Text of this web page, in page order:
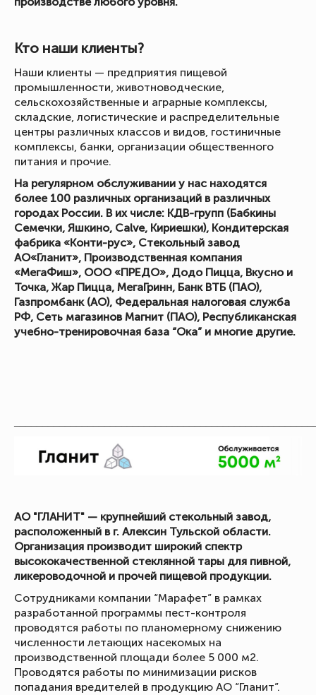
Кто наши клиенты?
Наши клиенты — предприятия пищевой
промышленности, животноводческие,
сельскохозяйственные и аграрные комплексы,
складские, логистические и распределительные
центры различных классов и видов, гостиничные
комплексы, банки, организации общественного
питания и прочие.
На регулярном обслуживании у нас находятся
более 100 различных организаций в различных
городах России. В их числе: КДВ-групп (Бабкины
Семечки, Яшкино, Calve, Кириешки), Кондитерская
фабрика «Конти-рус», Стекольный завод
АО«Гланит», Производственная компания
«МегаФиш», ООО «ПРЕДО», Додо Пицца, Вкусно и
Точка, Жар Пицца, МегаГринн, Банк ВТБ (ПАО),
Газпромбанк (АО), Федеральная налоговая служба
РФ, Сеть магазинов Магнит (ПАО), Республиканская
учебно-тренировочная база “Ока” и многие другие.
АО "ГЛАНИТ" — крупнейший стекольный завод,
расположенный в г. Алексин Тульской области.
Организация производит широкий спектр
высококачественной стеклянной тары для пивной,
ликероводочной и прочей пищевой продукции.
Сотрудниками компании “Марафет” в рамках
разработанной программы пест-контроля
проводятся работы по планомерному снижению
численности летающих насекомых на
производственной площади более 5 000 м2.
Проводятся работы по минимизации рисков
попадания вредителей в продукцию АО “Гланит”.